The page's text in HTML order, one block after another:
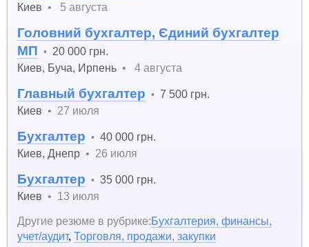
Киев • 5 августа
Головний бухгалтер, Єдиний бухгалтер
МП • 20 000 грн.
Киев, Буча, Ирпень • 4 августа
Главный бухгалтер • 7 500 грн.
Киев • 27 июля
Бухгалтер •40 000 грн.
Киев,Днепр • 26 июля
Бухгалтер •35 000 грн.
Киев • 13 июля
Другие резюме в рубрике:Бухгалтерия, финансы,
учет/аудит,Торговля, продажи, закупки